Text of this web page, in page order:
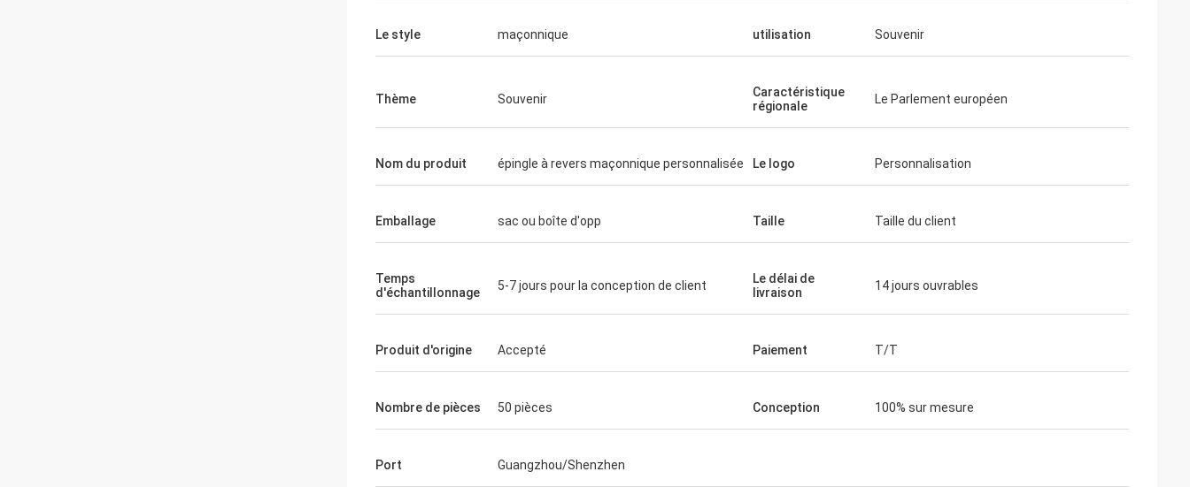
Le style maçonnique utilisation Souvenir
Thème Souvenir
Caractéristique
régionale
Le Parlement européen
Nom du produit épingle à revers maçonnique personnalisée Le logo Personnalisation
Emballage sac ou boîte d'opp Taille Taille du client
Temps
d'échantillonnage
5-7 jours pour la conception de client
Le délai de
livraison
14 jours ouvrables
Produit d'origine Accepté Paiement T/T
Nombre de pièces 50 pièces Conception 100% sur mesure
Port Guangzhou/Shenzhen